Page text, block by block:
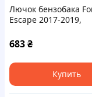
Лючок бензобака
Escape 2017-2019,
683₴
Купить